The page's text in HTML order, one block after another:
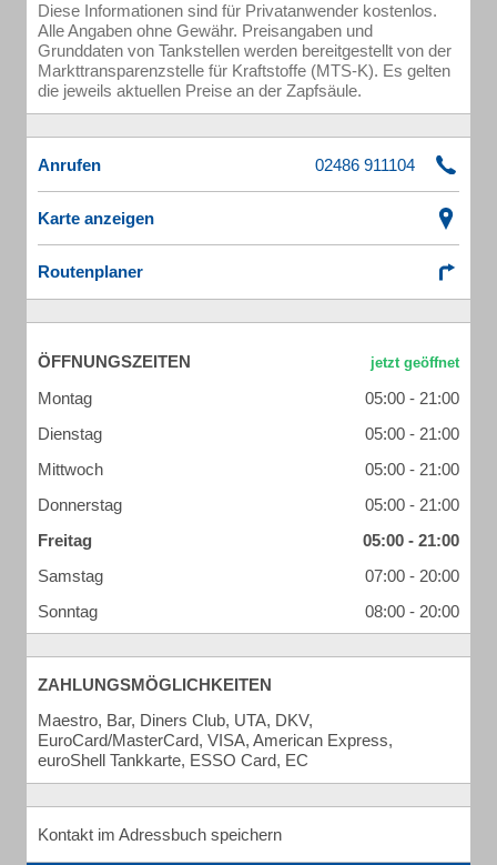
Diese Informationen sind für Privatanwender kostenlos.
Alle Angaben ohne Gewähr. Preisangaben und
Grunddaten von Tankstellen werden bereitgestellt von der
Markttransparenzstelle für Kraftstoffe (MTS-K). Es gelten
die jeweils aktuellen Preise an der Zapfsäule.
Anrufen
Karte anzeigen
Routenplaner
ÖFFNUNGSZEITEN
Montag
05:00 - 21:00
Dienstag
05:00 - 21:00
Mittwoch
05:00 - 21:00
Donnerstag
05:00 - 21:00
Freitag
05:00 - 21:00
Samstag
07:00 - 20:00
Sonntag
08:00 - 20:00
ZAHLUNGSMÖGLICHKEITEN
Maestro, Bar, Diners Club, UTA, DKV,
EuroCard/MasterCard, VISA, American Express,
euroShell Tankkarte, ESSO Card, EC
Kontakt im Adressbuch speichern